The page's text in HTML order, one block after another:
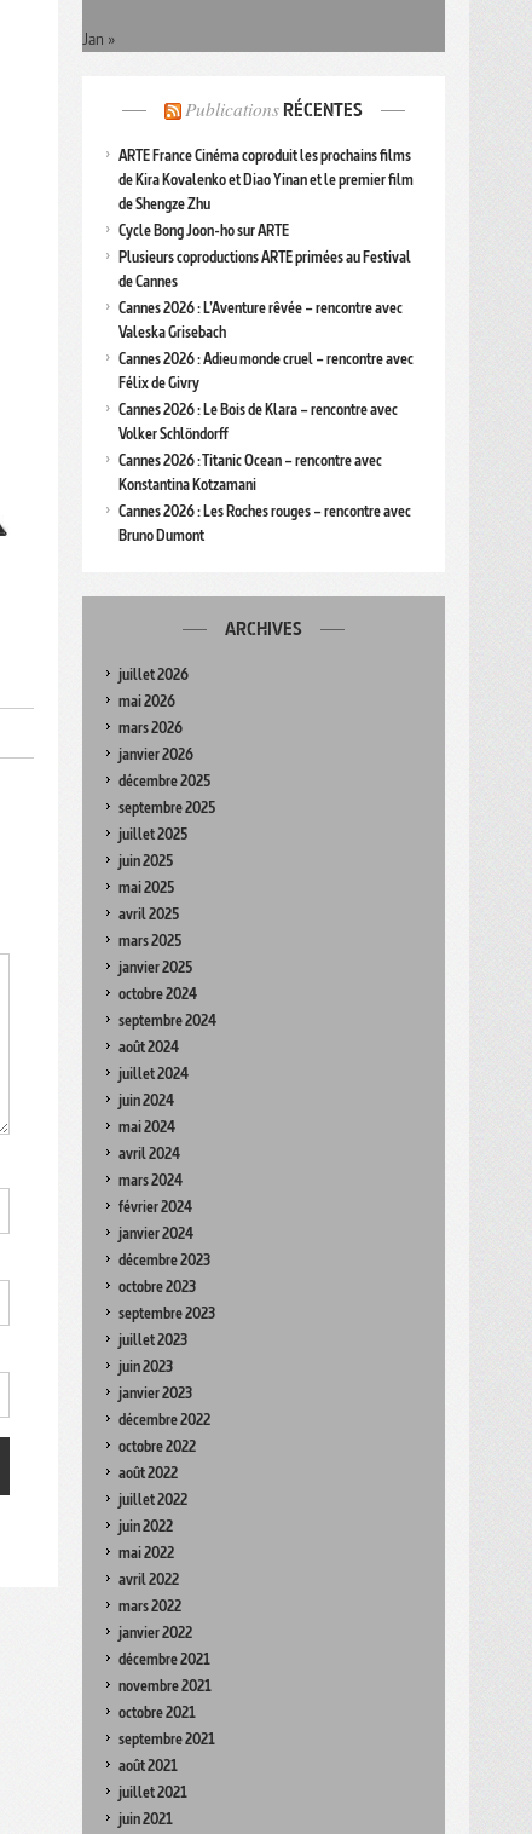
Jan »
Publications RÉCENTES
ARTE France Cinéma coproduit les prochains films
de Kira Kovalenko et Diao Yinan et le premier film
de Shengze Zhu
Cycle Bong Joon-ho sur ARTE
Plusieurs coproductions ARTE primées au Festival
de Cannes
Cannes 2026 : L’Aventure rêvée – rencontre avec
Valeska Grisebach
Cannes 2026 : Adieu monde cruel – rencontre avec
Félix de Givry
Cannes 2026 : Le Bois de Klara – rencontre avec
Volker Schlöndorff
Cannes 2026 : Titanic Ocean – rencontre avec
Konstantina Kotzamani
Cannes 2026 : Les Roches rouges – rencontre avec
Bruno Dumont
ARCHIVES
juillet 2026
mai 2026
mars 2026
janvier 2026
décembre 2025
septembre 2025
juillet 2025
juin 2025
mai 2025
avril 2025
mars 2025
janvier 2025
octobre 2024
septembre 2024
août 2024
juillet 2024
juin 2024
mai 2024
avril 2024
mars 2024
février 2024
janvier 2024
décembre 2023
octobre 2023
septembre 2023
juillet 2023
juin 2023
janvier 2023
décembre 2022
octobre 2022
août 2022
juillet 2022
juin 2022
mai 2022
avril 2022
mars 2022
janvier 2022
décembre 2021
novembre 2021
octobre 2021
septembre 2021
août 2021
juillet 2021
juin 2021